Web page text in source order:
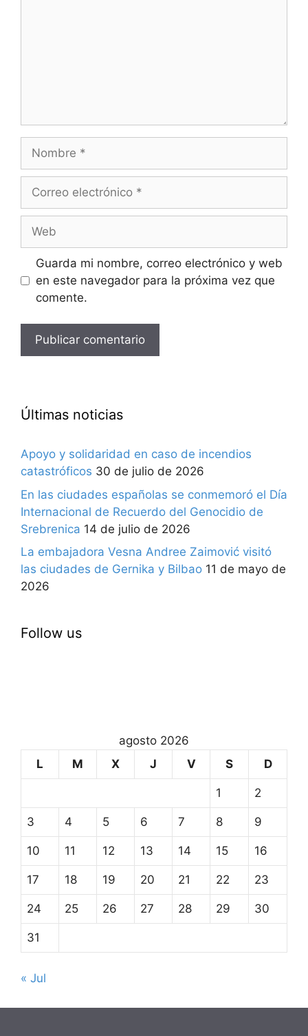
electrónico
Guarda mi nombre, correo electrónico y web
en este navegador para la próxima vez que
comente.
Últimas noticias
Apoyo y solidaridad en caso de incendios
catastróficos 30 de julio de 2026
En las ciudades españolas se conmemoró el Día
Internacional de Recuerdo del Genocidio de
Srebrenica 14 de julio de 2026
La embajadora Vesna Andree Zaimović visitó
las ciudades de Gernika y Bilbao 11 de mayo de
2026
Follow us
agosto 2026
L
M X J V S D
1 2
3 4 5 6 7 8 9
10 11 12 13 14 15 16
17 18 19 20 21 22 23
24 25 26 27 28 29 30
31
« Jul